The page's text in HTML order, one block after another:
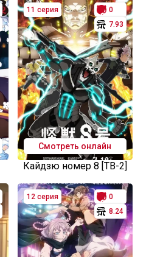
11 серия
0
7.93
Смотреть онлайн
Кайдзю номер 8 [ТВ-2]
12 серия
0
8.24